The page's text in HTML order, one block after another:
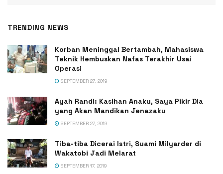
TRENDING NEWS
Korban Meninggal Bertambah, Mahasiswa
Teknik Hembuskan Nafas Terakhir Usai
Operasi
SEPTEMBER 27, 2019
Ayah Randi: Kasihan Anaku, Saya Pikir Dia
yang Akan Mandikan Jenazaku
SEPTEMBER 27, 2019
Tiba-tiba Dicerai Istri, Suami Milyarder di
Wakatobi Jadi Melarat
SEPTEMBER 17, 2019